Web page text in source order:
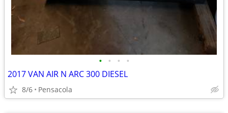
• • • •
2017 VAN AIR N ARC 300 DIESEL
8/6 Pensacola